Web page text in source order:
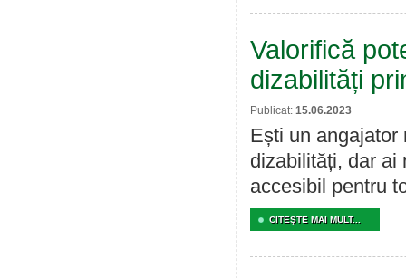
Valorifică
dizabilități
Publicat: 15.06.2023
Ești un angajator
dizabilități, dar ai
accesibil pentru
CITEŞTE MAI MULT...